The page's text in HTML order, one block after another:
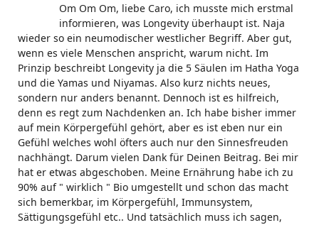
Om Om Om, liebe Caro, ich musste mich erstmal
informieren, was Longevity überhaupt ist. Naja
wieder so ein neumodischer westlicher Begriff. Aber gut,
wenn es viele Menschen anspricht, warum nicht. Im
Prinzip beschreibt Longevity ja die 5 Säulen im Hatha Yoga
und die Yamas und Niyamas. Also kurz nichts neues,
sondern nur anders benannt. Dennoch ist es hilfreich,
denn es regt zum Nachdenken an. Ich habe bisher immer
auf mein Körpergefühl gehört, aber es ist eben nur ein
Gefühl welches wohl öfters auch nur den Sinnesfreuden
nachhängt. Darum vielen Dank für Deinen Beitrag. Bei mir
hat er etwas abgeschoben. Meine Ernährung habe ich zu
90% auf " wirklich " Bio umgestellt und schon das macht
sich bemerkbar, im Körpergefühl, Immunsystem,
Sättigungsgefühl etc.. Und tatsächlich muss ich sagen,